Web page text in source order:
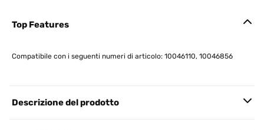
Top Features
Compatibile con i seguenti numeri di articolo: 10046110, 10046856
Descrizione del prodotto